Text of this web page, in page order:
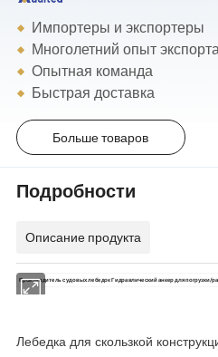
Импортеры и экспортеры
Многолетний опыт
Опытная команда
Быстрая доставка
Больше товаров
Подробности
Описание продукта
Производитель судовых лебедок Гидравлический анкер для погрузки/
Лебедка для скользкой